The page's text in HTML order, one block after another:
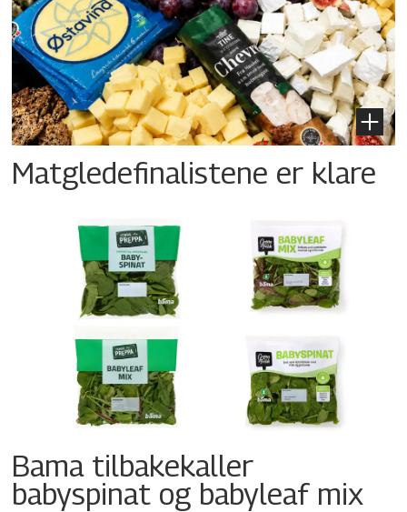
Matgledefinalistene er klare
Bama tilbakekaller
babyspinat og babyleaf mix